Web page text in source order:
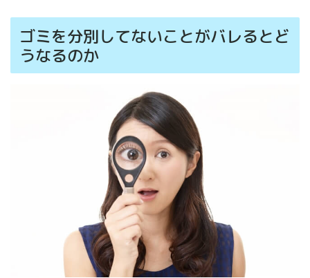
ゴミを分別してないことがバレるとど
うなるのか